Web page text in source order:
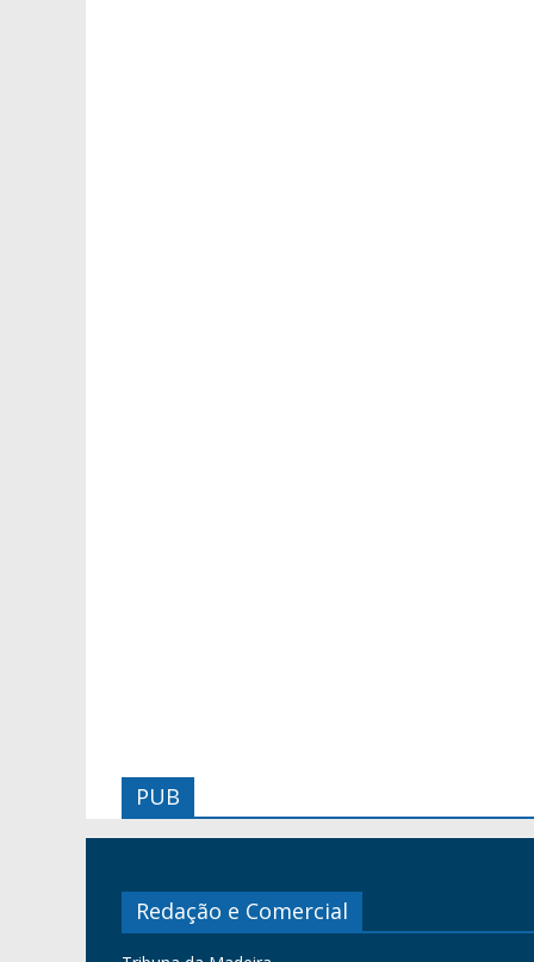
PUB
Redação e Comercial